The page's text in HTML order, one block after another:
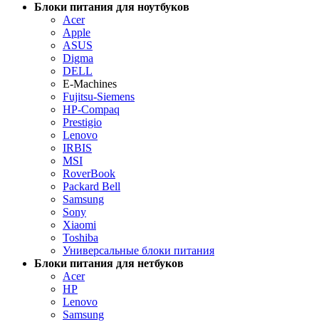
Блоки питания для ноутбуков
Acer
Apple
ASUS
Digma
DELL
E-Machines
Fujitsu-Siemens
HP-Compaq
Prestigio
Lenovo
IRBIS
MSI
RoverBook
Packard Bell
Samsung
Sony
Xiaomi
Toshiba
Универсальные блоки питания
Блоки питания для нетбуков
Acer
HP
Lenovo
Samsung